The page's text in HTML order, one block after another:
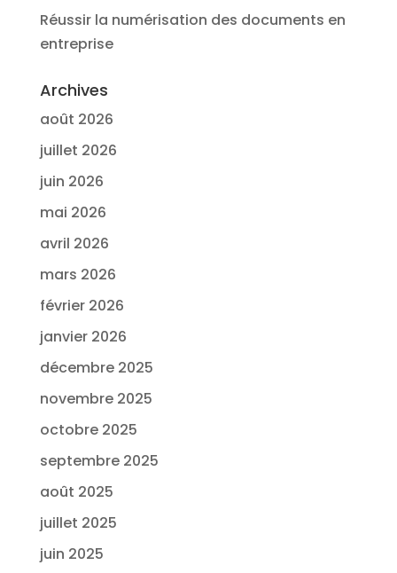
Réussir la numérisation des documents en
entreprise
Archives
août 2026
juillet 2026
juin 2026
mai 2026
avril 2026
mars 2026
février 2026
janvier 2026
décembre 2025
novembre 2025
octobre 2025
septembre 2025
août 2025
juillet 2025
juin 2025